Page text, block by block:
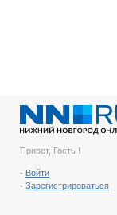
Привет, Гость !
- Войти
- Зарегистрироваться